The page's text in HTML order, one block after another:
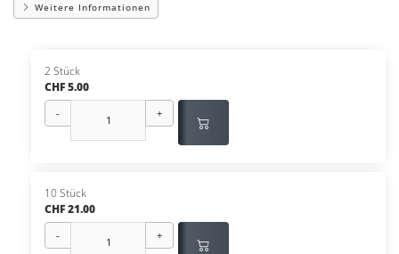
Weitere Informationen
2 Stück
CHF 5.00
- +
10 Stück
CHF 21.00
- +